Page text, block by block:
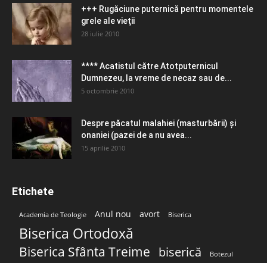
+++ Rugăciune puternică pentru momentele
grele ale vieţii
28 iulie 2010
**** Acatistul către Atotputernicul
Dumnezeu, la vreme de necaz sau de...
5 octombrie 2010
Despre păcatul malahiei (masturbării) şi
onaniei (pazei de a nu avea...
15 aprilie 2010
Etichete
Academia de Teologie Anul nou avort Biserica
Biserica Ortodoxă
Biserica Sfânta Treime biserică Botezul